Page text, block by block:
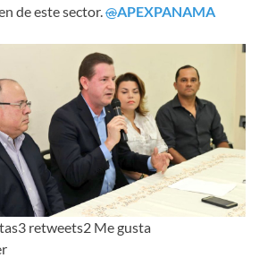
de este sector.@APEXPANAMA
3 retweets2 Me gusta